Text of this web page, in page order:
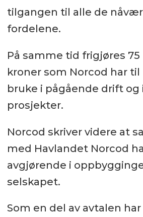
tilgangen til alle de
fordelene.
På samme tid frigjøres
kroner som Norcod har til
bruke i pågående drift
prosjekter.
Norcod skriver videre at
med Havlandet Norcod
avgjørende i
selskapet.
Som en del av avtalen